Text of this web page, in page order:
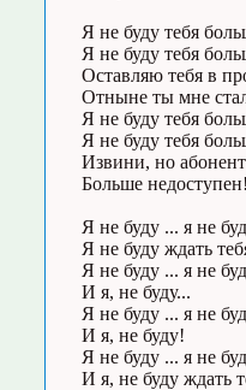
Я не буду тебя
Я не буду тебя
Оставляю тебя в
Отныне ты мне
Я не буду тебя
Я не буду тебя
Извини, но
Больше недоступен!
Я не буду ... я не
Я не буду ждать
Я не буду ... я не
И я, не буду...
Я не буду ... я не
И я, не буду!
Я не буду ... я не
И я, не буду ждать